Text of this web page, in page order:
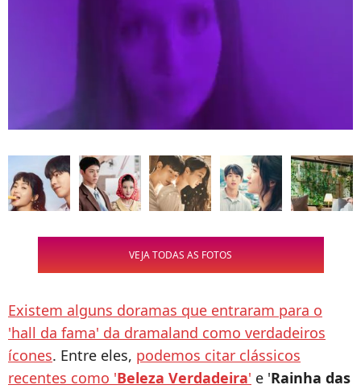
VEJA TODAS AS FOTOS
Existem alguns doramas que entraram para o
'hall da fama' da dramaland como verdadeiros
ícones. Entre eles, podemos citar clássicos
recentes como 'Beleza Verdadeira' e 'Rainha das